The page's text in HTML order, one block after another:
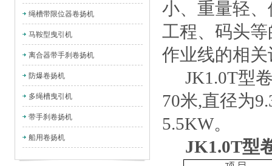
绳槽带限位器卷扬机
马鞍型曳引机
离合器带手刹卷扬机
防爆卷扬机
多绳槽曳引机
带手刹卷扬机
船用卷扬机
小、重量轻
工程、码头
作业线的相
JK1.0T型
70米,直径为
5.5KW。
JK1.0T型